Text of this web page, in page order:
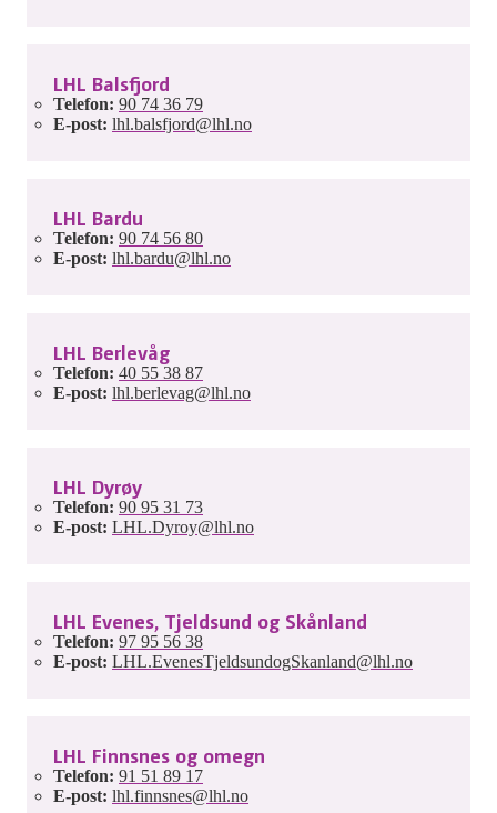
LHL Balsfjord
Telefon: 90 74 36 79
E-post: lhl.balsfjord@lhl.no
LHL Bardu
Telefon: 90 74 56 80
E-post: lhl.bardu@lhl.no
LHL Berlevåg
Telefon: 40 55 38 87
E-post: lhl.berlevag@lhl.no
LHL Dyrøy
Telefon: 90 95 31 73
E-post: LHL.Dyroy@lhl.no
LHL Evenes, Tjeldsund og Skånland
Telefon: 97 95 56 38
E-post: LHL.EvenesTjeldsundogSkanland@lhl.no
LHL Finnsnes og omegn
Telefon: 91 51 89 17
E-post: lhl.finnsnes@lhl.no